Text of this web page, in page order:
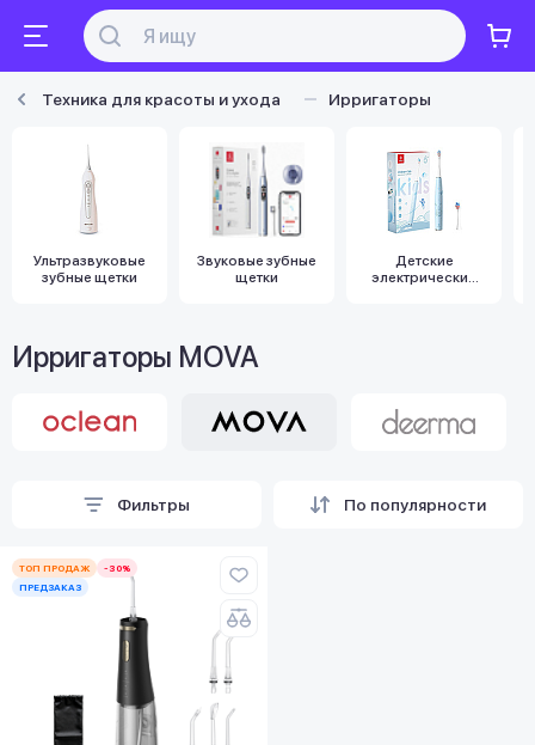
Техника для красоты и ухода Ирригаторы
Ультразвуковые
зубные щетки
Звуковые зубные
щетки
Детские
электрические
Ирригаторы MOVA
Фильтры По популярности
ТОП ПРОДАЖ
-30%
ПРЕДЗАКАЗ